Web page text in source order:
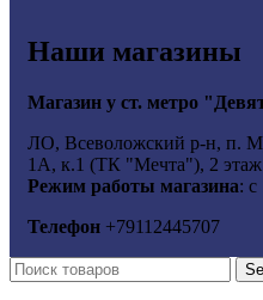
Наши магазины
Магазин у ст. метро
ЛО, Всеволожский р-н, п.
1А, к.1 (ТК "Мечта"), 2 этаж
Режим работы магазина: с
Телефон +79112445707